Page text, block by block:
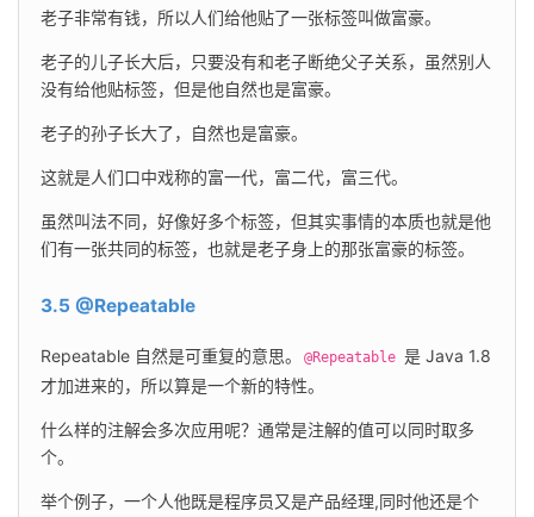
老子非常有钱，所以人们给他贴了一张标签叫做富豪。
老子的儿子长大后，只要没有和老子断绝父子关系，虽然别人
没有给他贴标签，但是他自然也是富豪。
老子的孙子长大了，自然也是富豪。
这就是人们口中戏称的富一代，富二代，富三代。
虽然叫法不同，好像好多个标签，但其实事情的本质也就是他
们有一张共同的标签，也就是老子身上的那张富豪的标签。
3.5 @Repeatable
Repeatable 自然是可重复的意思。 @Repeatable 是 Java 1.8
才加进来的，所以算是一个新的特性。
什么样的注解会多次应用呢？通常是注解的值可以同时取多
个。
举个例子，一个人他既是程序员又是产品经理,同时他还是个